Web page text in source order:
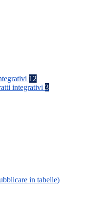
12
integrativi 3
in tabelle)